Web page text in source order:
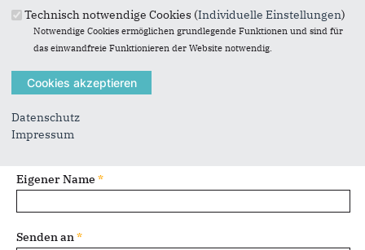
Anmerkung: Ihre E-Mail-Adresse wird benötigt um die
Personen, denen Sie die Seite weiterempfehlen, zu
informieren, von wem die Empfehlung kommt, und dass es
Das mit * gekennzeichnete Feld ist ein Pflichtfeld.
Eigene E-Mail-Adresse
Eigener Name *
Senden an*
Technisch notwendige Cookies (Individuelle Einstellungen)
Notwendige Cookies ermöglichen grundlegende Funktionen und sind für
das einwandfreie Funktionieren der Website notwendig.
Datenschutz
Impressum